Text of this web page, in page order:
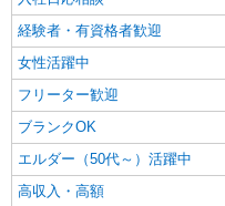
経験者・有資格者歓迎
女性活躍中
フリーター歓迎
ブランクOK
エルダー（50代～）活躍中
高収入・高額